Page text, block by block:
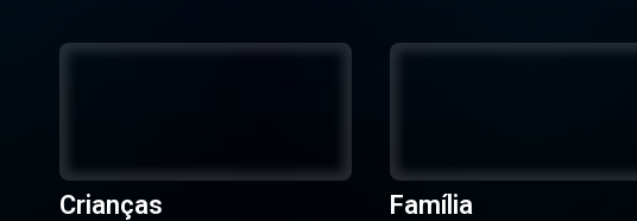
Crianças Família